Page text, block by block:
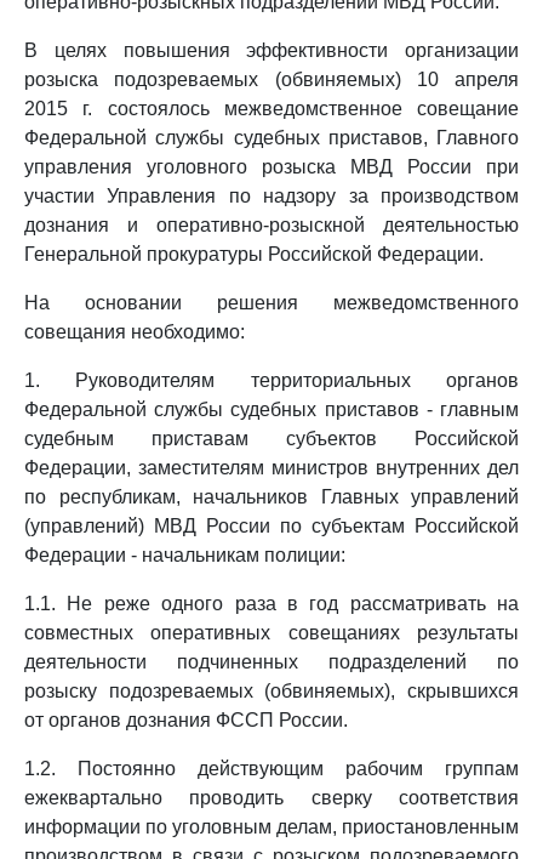
В целях повышения эффективности организации
розыска подозреваемых (обвиняемых) 10 апреля
2015 г. состоялось межведомственное совещание
Федеральной службы судебных приставов, Главного
управления уголовного розыска МВД России при
участии Управления по надзору за производством
дознания и оперативно-розыскной деятельностью
Генеральной прокуратуры Российской Федерации.
На основании решения межведомственного
совещания необходимо:
1. Руководителям территориальных органов
Федеральной службы судебных приставов - главным
судебным приставам субъектов Российской
Федерации, заместителям министров внутренних дел
по республикам, начальников Главных управлений
(управлений) МВД России по субъектам Российской
Федерации - начальникам полиции:
1.1. Не реже одного раза в год рассматривать на
совместных оперативных совещаниях результаты
деятельности подчиненных подразделений по
розыску подозреваемых (обвиняемых), скрывшихся
от органов дознания ФССП России.
1.2. Постоянно действующим рабочим группам
ежеквартально проводить сверку соответствия
информации по уголовным делам, приостановленным